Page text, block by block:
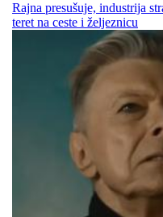
Rajna presušuje, industrija
teret na ceste i željeznicu